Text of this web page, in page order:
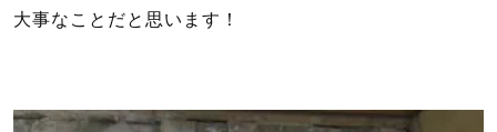
大事なことだと思います！